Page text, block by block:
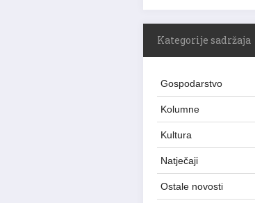
Kategorije sadržaja
Gospodarstvo
Kolumne
Kultura
Natječaji
Ostale novosti